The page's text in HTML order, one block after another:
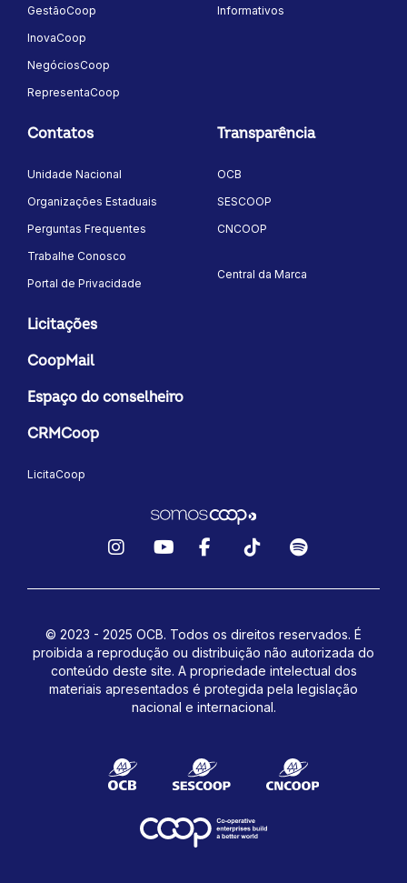
GestãoCoop
InovaCoop
NegóciosCoop
RepresentaCoop
Informativos
Contatos
Unidade Nacional
Organizações Estaduais
Perguntas Frequentes
Trabalhe Conosco
Portal de Privacidade
Transparência
OCB
SESCOOP
CNCOOP
Central da Marca
Licitações
CoopMail
Espaço do conselheiro
CRMCoop
LicitaCoop
© 2023 - 2025 OCB. Todos os direitos reservados. É
proibida a reprodução ou distribuição não autorizada do
conteúdo deste site. A propriedade intelectual dos
materiais apresentados é protegida pela legislação
nacional e internacional.